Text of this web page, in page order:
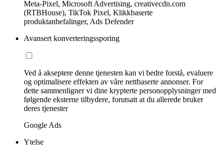
Meta-Pixel, Microsoft Advertising, creativecdn.com
(RTBHouse), TikTok Pixel, Klikkbaserte
produktanbefalinger, Ads Defender
Avansert konverteringssporing
Ved å akseptere denne tjenesten kan vi bedre forstå, evaluere
og optimalisere effekten av våre nettbaserte annonser. For
dette sammenligner vi dine krypterte personopplysninger med
følgende eksterne tilbydere, forutsatt at du allerede bruker
deres tjenester
Google Ads
Ytelse